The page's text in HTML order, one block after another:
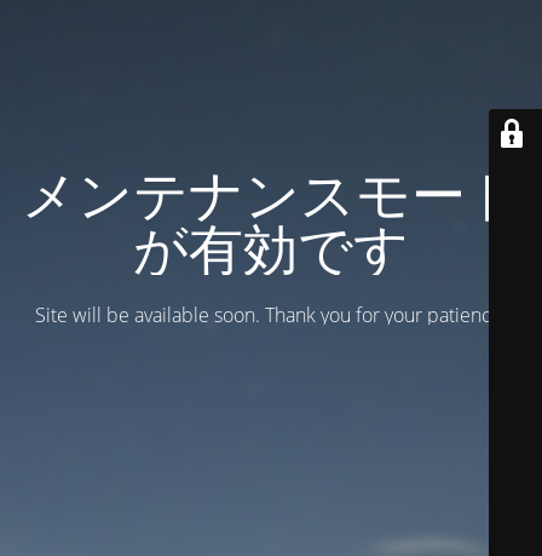
メンテナンスモード
が有効です
Site will be available soon. Thank you for your patience!